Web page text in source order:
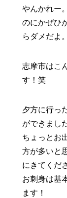
やんかれー
のにかぜひ
らダメだよ
志摩市はこ
す！笑
夕方に行っ
ができまし
ちょっとお
方が多いと
にきてくだ
お刺身は基
ます！